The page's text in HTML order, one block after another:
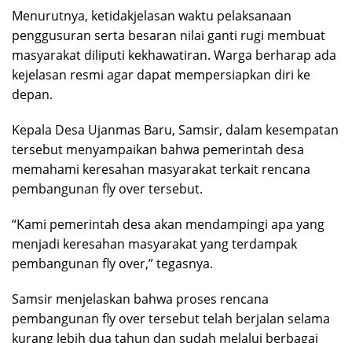
Menurutnya, ketidakjelasan waktu pelaksanaan
penggusuran serta besaran nilai ganti rugi membuat
masyarakat diliputi kekhawatiran. Warga berharap ada
kejelasan resmi agar dapat mempersiapkan diri ke
depan.
Kepala Desa Ujanmas Baru, Samsir, dalam kesempatan
tersebut menyampaikan bahwa pemerintah desa
memahami keresahan masyarakat terkait rencana
pembangunan fly over tersebut.
“Kami pemerintah desa akan mendampingi apa yang
menjadi keresahan masyarakat yang terdampak
pembangunan fly over,” tegasnya.
Samsir menjelaskan bahwa proses rencana
pembangunan fly over tersebut telah berjalan selama
kurang lebih dua tahun dan sudah melalui berbagai